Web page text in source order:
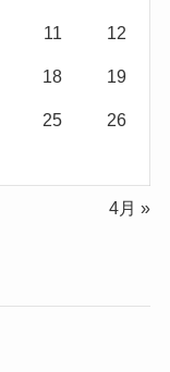
11 12
18 19
25 26
4月 »